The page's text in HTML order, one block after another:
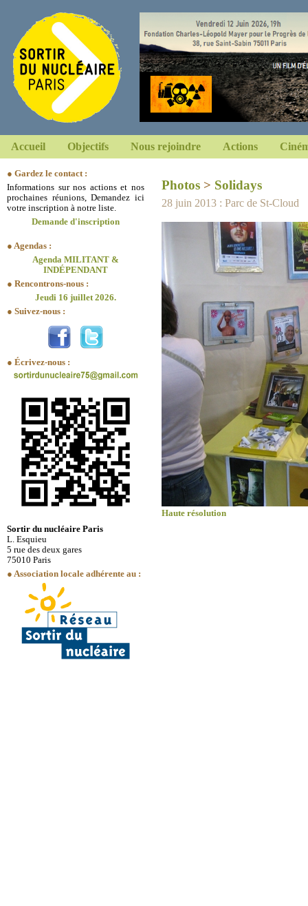
Accueil Objectifs Nous rejoindre Actions
● Gardez le contact :
Informations sur nos actions et nos
prochaines réunions, Demandez ici
votre inscription à notre liste.
Demande d'inscription
● Agendas :
Agenda MILITANT &
INDÉPENDANT
● Rencontrons-nous :
Jeudi 16 juillet 2026.
● Suivez-nous :
● Écrivez-nous :
Sortir du nucléaire Paris
L. Esquieu
5 rue des deux gares
75010 Paris
● Association locale adhérente au :
Photos > Solidays
28 juin 2013 : Parc de St-Cloud
Haute résolution